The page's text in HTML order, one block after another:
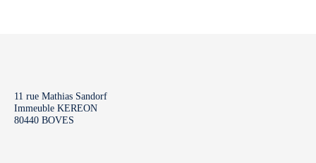
11 rue Mathias Sandorf
Immeuble KEREON
80440 BOVES